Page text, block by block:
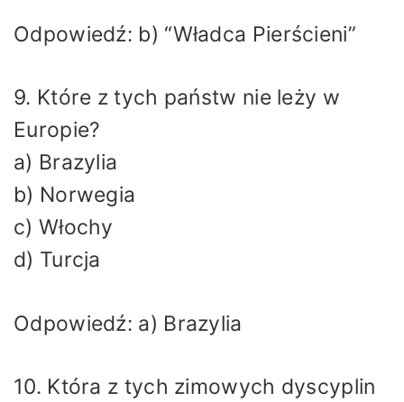
Odpowiedź: b) “Władca Pierścieni”
9. Które z tych państw nie leży w
Europie?
a) Brazylia
b) Norwegia
c) Włochy
d) Turcja
Odpowiedź: a) Brazylia
10. Która z tych zimowych dyscyplin